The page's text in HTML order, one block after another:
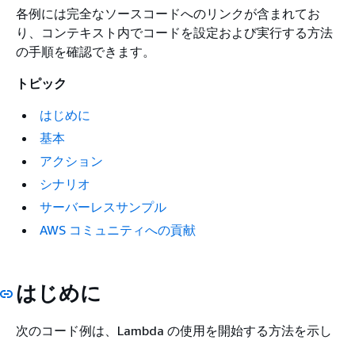
各例には完全なソースコードへのリンクが含まれてお
り、コンテキスト内でコードを設定および実行する方法
の手順を確認できます。
トピック
はじめに
基本
アクション
シナリオ
サーバーレスサンプル
AWS コミュニティへの貢献
はじめに
次のコード例は、Lambda の使用を開始する方法を示し